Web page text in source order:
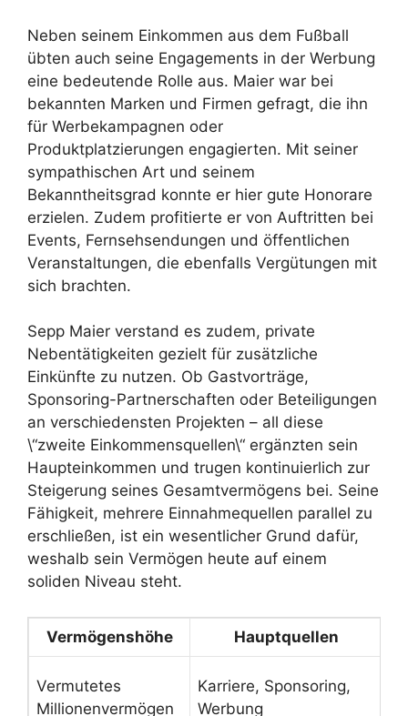
Neben seinem Einkommen aus dem Fußball
übten auch seine Engagements in der Werbung
eine bedeutende Rolle aus. Maier war bei
bekannten Marken und Firmen gefragt, die ihn
für Werbekampagnen oder
Produktplatzierungen engagierten. Mit seiner
sympathischen Art und seinem
Bekanntheitsgrad konnte er hier gute Honorare
erzielen. Zudem profitierte er von Auftritten bei
Events, Fernsehsendungen und öffentlichen
Veranstaltungen, die ebenfalls Vergütungen mit
sich brachten.
Sepp Maier verstand es zudem, private
Nebentätigkeiten gezielt für zusätzliche
Einkünfte zu nutzen. Ob Gastvorträge,
Sponsoring-Partnerschaften oder Beteiligungen
an verschiedensten Projekten – all diese
\“zweite Einkommensquellen\“ ergänzten sein
Haupteinkommen und trugen kontinuierlich zur
Steigerung seines Gesamtvermögens bei. Seine
Fähigkeit, mehrere Einnahmequellen parallel zu
erschließen, ist ein wesentlicher Grund dafür,
weshalb sein Vermögen heute auf einem
soliden Niveau steht.
Vermögenshöhe Hauptquellen
Vermutetes
Millionenvermögen
Karriere, Sponsoring,
Werbung